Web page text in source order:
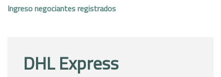
Ingreso negociantes registrados
DHL Express